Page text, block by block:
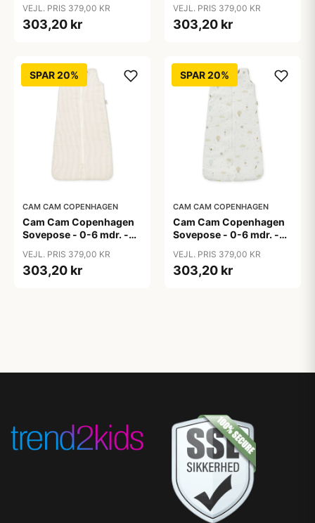
VEJL. PRIS 379,00 KR
303,20 kr
VEJL. PRIS 379,00 KR
303,20 kr
SPAR 20%
CAM CAM COPENHAGEN
Cam Cam Copenhagen
Sovepose - 0-6 mdr. -
Camel
VEJL. PRIS 379,00 KR
303,20 kr
SPAR 20%
CAM CAM COPENHAGEN
Cam Cam Copenhagen
Sovepose - 0-6 mdr. -
VEJL. PRIS 379,00 KR
303,20 kr